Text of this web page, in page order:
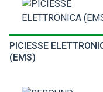
PICIESSE
(EMS)